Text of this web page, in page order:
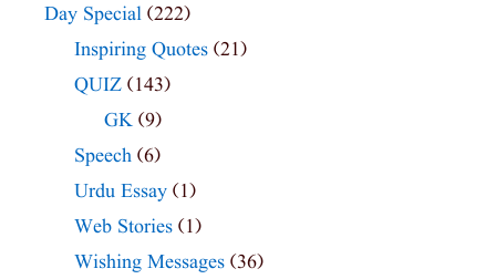
Day Special (222)
Inspiring Quotes (21)
QUIZ (143)
GK (9)
Speech (6)
Urdu Essay (1)
Web Stories (1)
Wishing Messages (36)